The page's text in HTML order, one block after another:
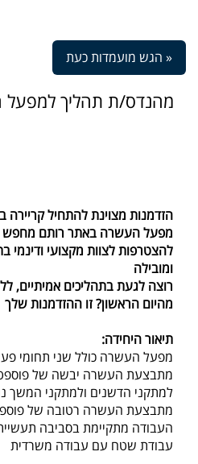
הגש מועמדות כעת »
מהנדס/ת תהליך
!הזדמנות מצוינת להתחיל
להצטרפות לצוות מקצועי
ומובילה
מהיום הראשון? זו ההזדמנות שלך
:תיאור היחידה
מתבצעת העשרה יבשה של
למתקני הדשנים ולמתקני המשך
מתבצעת העשרה רטובה של
עבודת שטח עם עבודה משרדית